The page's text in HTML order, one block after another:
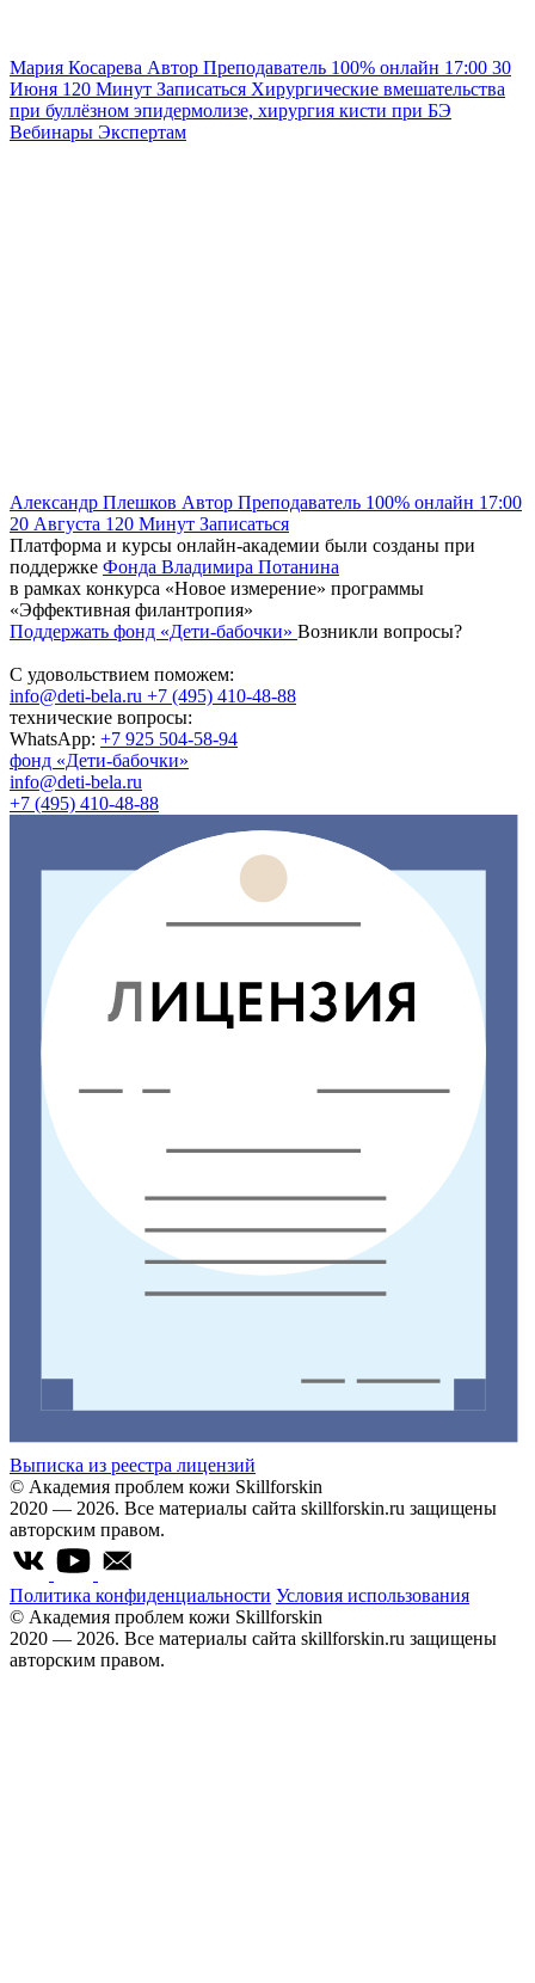
Мария Косарева Автор Преподаватель 100% онлайн 17:00 30
Июня 120 Минут Записаться Хирургические вмешательства
при буллёзном эпидермолизе, хирургия кисти при БЭ
Вебинары Экспертам
Александр Плешков Автор Преподаватель 100% онлайн 17:00
20 Августа 120 Минут Записаться
Платформа и курсы онлайн-академии были созданы при
поддержке Фонда Владимира Потанина
в рамках конкурса «Новое измерение» программы
«Эффективная филантропия»
Поддержать фонд «Дети-бабочки» Возникли вопросы?
С удовольствием поможем:
info@deti-bela.ru +7 (495) 410-48-88
технические вопросы:
WhatsApp: +7 925 504-58-94
фонд «Дети-бабочки»
info@deti-bela.ru
+7 (495) 410-48-88
Выписка из реестра лицензий
© Академия проблем кожи Skillforskin
2020 — 2026. Все материалы сайта skillforskin.ru защищены
авторским правом.
Политика конфиденциальности Условия использования
© Академия проблем кожи Skillforskin
2020 — 2026. Все материалы сайта skillforskin.ru защищены
авторским правом.